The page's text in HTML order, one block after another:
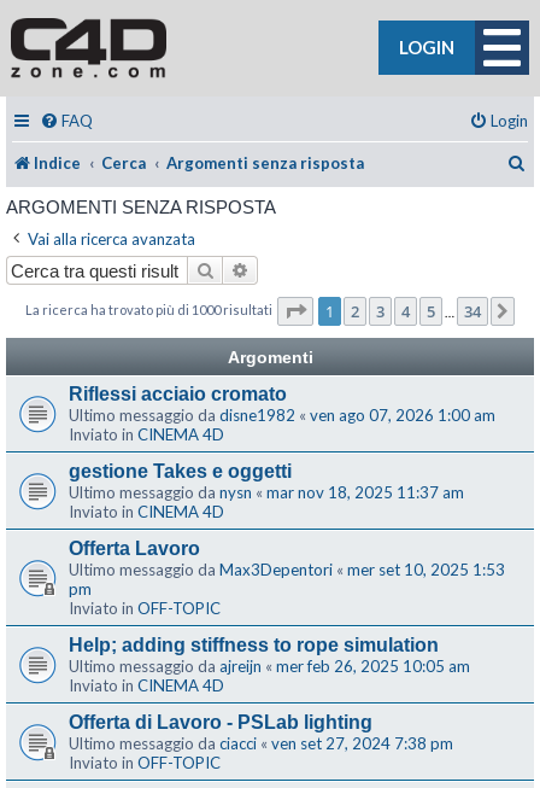
LOGIN
FAQ Login
Indice Cerca Argomenti senza risposta
ARGOMENTI SENZA RISPOSTA
Vai alla ricerca avanzata
Cerca
La ricerca ha trovato più di 1000 risultati Pagina di 34
1 2 3 4 5 34
Argomenti
Riflessi acciaio cromato
Ultimo messaggio da disne1982 « ven ago 07, 2026 1:00 am
Inviato in CINEMA 4D
gestione Takes e oggetti
Ultimo messaggio da nysn « mar nov 18, 2025 11:37 am
Inviato in CINEMA 4D
Offerta Lavoro
Ultimo messaggio da Max3Depentori « mer set 10, 2025 1:53
pm
Inviato in OFF-TOPIC
Help; adding stiffness to rope simulation
Ultimo messaggio da ajreijn « mer feb 26, 2025 10:05 am
Inviato in CINEMA 4D
Offerta di Lavoro - PSLab lighting
Ultimo messaggio da ciacci « ven set 27, 2024 7:38 pm
Inviato in OFF-TOPIC